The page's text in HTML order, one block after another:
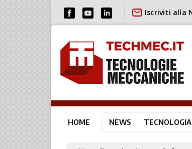
Iscriviti alla
HOME NEWS TECNOLOGIA